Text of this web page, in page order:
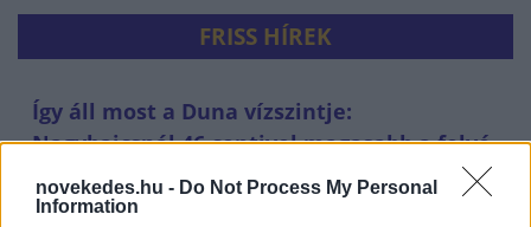
novekedes.hu - Do Not Process My Personal
Information
FRISS HÍREK
Így áll most a Duna vízszintje:
Nagybajcsnál 46 centivel magasabb a folyó,
Paksnál még nincs változás
HÍREK 9 perce